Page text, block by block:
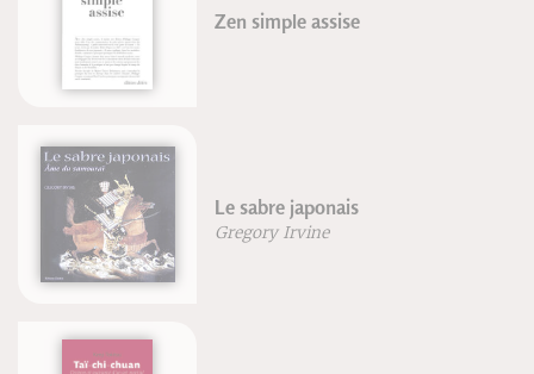
Zen simple assise
Le sabre japonais
Gregory Irvine